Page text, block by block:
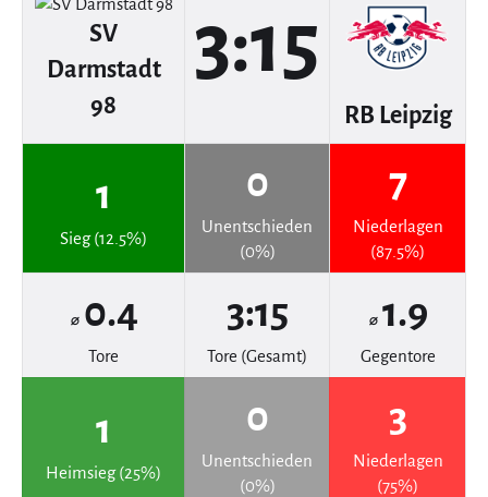
SV
Darmstadt
98
3:15
RB Leipzig
1
Sieg (12.5%)
0
Unentschieden
(0%)
7
Niederlagen
(87.5%)
⌀ 0.4
Tore
3:15
Tore (Gesamt)
⌀ 1.9
Gegentore
1
Heimsieg (25%)
0
Unentschieden
(0%)
3
Niederlagen
(75%)